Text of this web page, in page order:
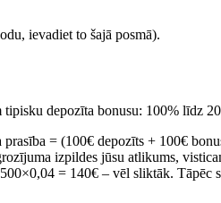
ievadiet to šajā posmā).
depozīta bonusu: 100% līdz
= (100€ depozīts + 100€
izpildes jūsu atlikums,
= 140€ – vēl sliktāk.